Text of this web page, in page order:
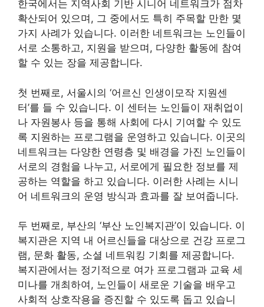
한국에서는 지역사회 기반 시니어 네트워크가 점차
확산되어 있으며, 그 중에서도 특히 주목할 만한 몇
가지 사례가 있습니다. 이러한 네트워크는 노인들이
서로 소통하고, 지원을 받으며, 다양한 활동에 참여
할 수 있는 장을 제공합니다.
첫 번째로, 서울시의 ‘어르신 인생이모작 지원센
터’를 들 수 있습니다. 이 센터는 노인들이 재취업이
나 자원봉사 등을 통해 사회에 다시 기여할 수 있도
록 지원하는 프로그램을 운영하고 있습니다. 이곳의
네트워크는 다양한 연령층 및 배경을 가진 노인들이
서로의 경험을 나누고, 서로에게 필요한 정보를 제
공하는 역할을 하고 있습니다. 이러한 사례는 시니
어 네트워크의 운영 방식과 효과를 잘 보여줍니다.
두 번째로, 부산의 ‘부산 노인복지관’이 있습니다. 이
복지관은 지역 내 어르신들을 대상으로 건강 프로그
램, 문화 활동, 소셜 네트워킹 기회를 제공합니다.
복지관에서는 정기적으로 여가 프로그램과 교육 세
미나를 개최하여, 노인들이 새로운 기술을 배우고
사회적 상호작용을 증진할 수 있도록 돕고 있습니